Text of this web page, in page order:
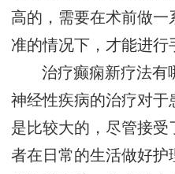
高的，需要在术前做
准的情况下，才能进行
治疗癫痫新疗法有
神经性疾病的治疗对
是比较大的，尽管接受
者在日常的生活做好护